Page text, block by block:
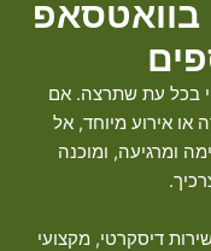
בוואטסאפ
בכל עת שתרצה. אם
אירוע מיוחד, אל
ומרגיעה, ומוכנה
דיסקרטי, מקצועי